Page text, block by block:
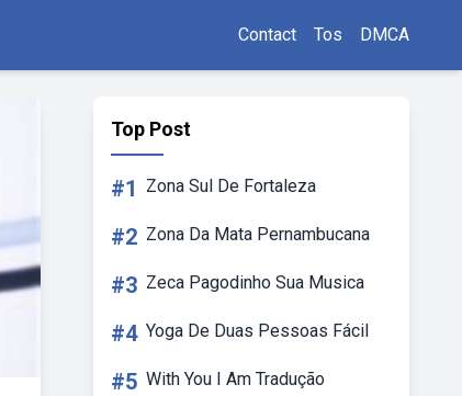
Contact Tos DMCA
Top Post
#1 Zona Sul De Fortaleza
#2 Zona Da Mata Pernambucana
#3 Zeca Pagodinho Sua Musica
#4 Yoga De Duas Pessoas Fácil
#5 With You I Am Tradução